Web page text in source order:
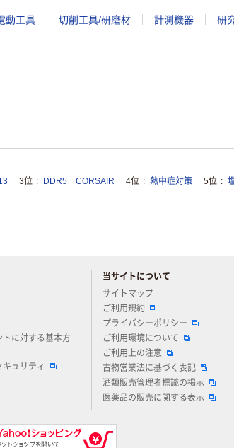
動工具 切削工具/研磨材 計測機器 研
3位 DDR5 CORSAIR 4位 熱中症対策 5位
トに対する基本方
ュリティ
当サイトについて
サイトマップ
ご利用規約
プライバシーポリシー
ご利用環境について
ご利用上の注意
古物営業法に基づく表記
酒類販売管理者標識の掲示
医薬品の販売に関する表示